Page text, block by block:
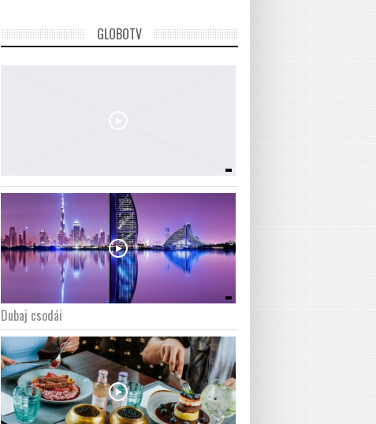
GLOBOTV
Dubaj csodái